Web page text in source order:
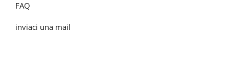
FAQ
inviaci una mail